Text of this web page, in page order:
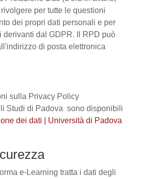
per tutte le questioni
dei propri dati personali e per
derivanti dal GDPR. Il RPD può
di posta elettronica
sulla Privacy Policy
Studi di Padova sono disponibili
dei dati | Università di Padova
e-Learning tratta i dati degli